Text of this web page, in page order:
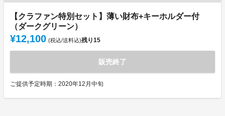
【クラファン特別セット】薄い財布+キーホルダー付
（ダークグリーン）
¥12,100 (税込/送料込)残り15
販売終了
ご提供予定時期：2020年12月中旬